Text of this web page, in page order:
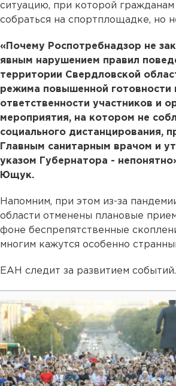
ситуацию, при которой
собраться на спортплощадке, но
«Почему Роспотребнадзор не
явным нарушением правил
территории Свердловской
режима повышенной готовности
ответственности участников и
мероприятия, на котором не
социального дистанцирования,
Главным санитарным врачом и
указом Губернатора -
Ющук.
Напомним, при этом из-за
области отменены плановые
фоне беспрепятственные
многим кажутся особенно
ЕАН следит за развитием событий.